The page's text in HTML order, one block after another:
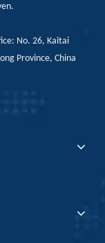
Heißmeltkleber
No. 26, Kaitai
Province, China